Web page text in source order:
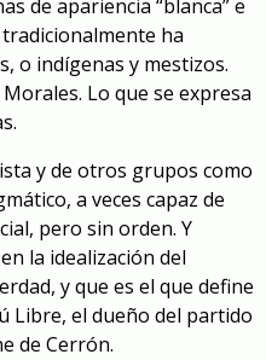
de apariencia “blanca” e
ha
o indígenas y mestizos.
Lo que se expresa
y de otros grupos como
a veces capaz de
pero sin orden. Y
la idealización del
y que es el que define
Libre, el dueño del partido
de Cerrón.